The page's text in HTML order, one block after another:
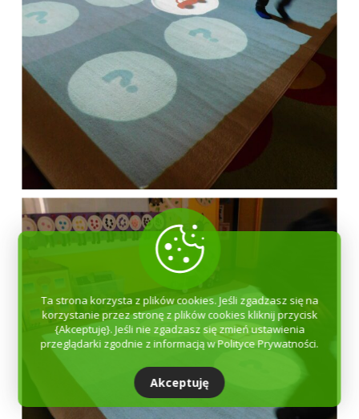
Ta strona korzysta z plików cookies. Jeśli zgadzasz się na
korzystanie przez stronę z plików cookies kliknij przycisk
{Akceptuję}. Jeśli nie zgadzasz się zmień ustawienia
przeglądarki zgodnie z informacją w Polityce Prywatności.
Akceptuję